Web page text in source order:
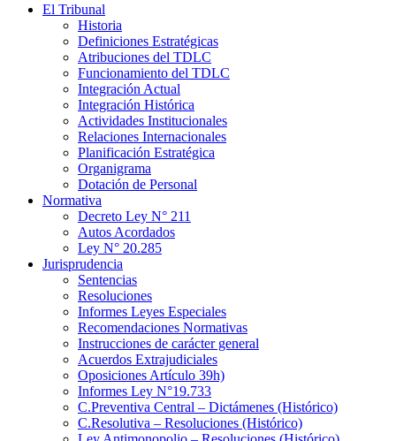
El Tribunal
Historia
Definiciones Estratégicas
Atribuciones del TDLC
Funcionamiento del TDLC
Integración Actual
Integración Histórica
Actividades Institucionales
Relaciones Internacionales
Planificación Estratégica
Organigrama
Dotación de Personal
Normativa
Decreto Ley N° 211
Autos Acordados
Ley N° 20.285
Jurisprudencia
Sentencias
Resoluciones
Informes Leyes Especiales
Recomendaciones Normativas
Instrucciones de carácter general
Acuerdos Extrajudiciales
Oposiciones Artículo 39h)
Informes Ley N°19.733
C.Preventiva Central – Dictámenes (Histórico)
C.Resolutiva – Resoluciones (Histórico)